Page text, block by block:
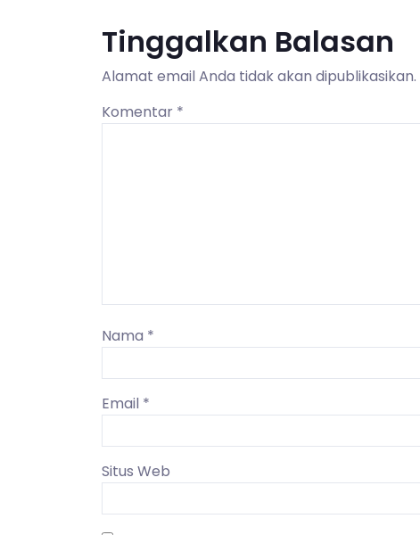
Tinggalkan Balasan
Alamat email Anda tidak akan dipublikasikan.
Komentar *
Nama *
Email *
Situs Web